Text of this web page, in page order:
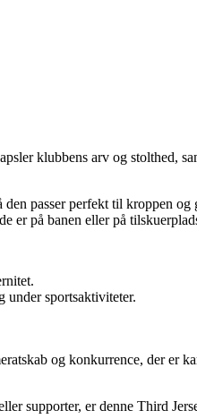
klubbens arv og stolthed,
passer perfekt til kroppen
er på banen eller på
under sportsaktiviteter.
og konkurrence, der er
supporter, er denne Third